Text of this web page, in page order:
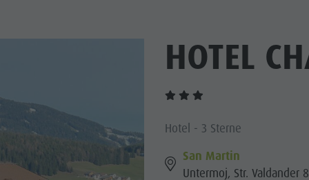
DÖRFER
HIGHLIGHTS
FINDEN BUCHEN
HOTEL
Hotel - 3 Sterne
San Martin
Untermoj, Str. Valdander 8